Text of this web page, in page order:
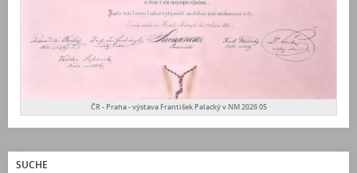
ČR - Praha - výstava František Palacký v NM 2026 05
SUCHE